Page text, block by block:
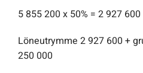
5 855 200 x 50% = 2 927 600
Löneutrymme 2 927 600 +
250 000